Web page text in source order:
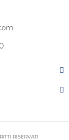
RISERVATI